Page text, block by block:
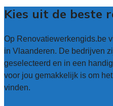
Kies uit de beste
Op Renovatiewerkengids.be
in Vlaanderen. De bedrijven
geselecteerd en in een
voor jou gemakkelijk is om
vinden.